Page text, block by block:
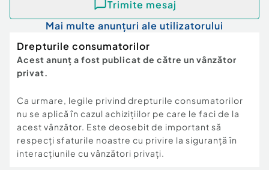
Trimite mesaj
Mai multe anunțuri ale utilizatorului
Drepturile consumatorilor
Acest anunț a fost publicat de către un vânzător
privat.
Ca urmare, legile privind drepturile consumatorilor
nu se aplică în cazul achizițiilor pe care le faci de la
acest vânzător. Este deosebit de important să
respecți sfaturile noastre cu privire la siguranță în
interacțiunile cu vânzători privați.